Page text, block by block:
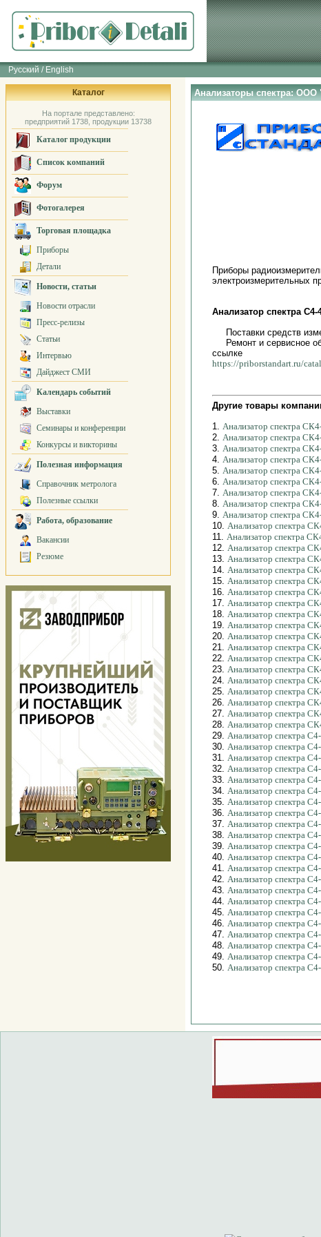
Русский / English
Каталог
На портале представлено:
предприятий 1738, продукции 13738
Каталог продукции
Список компаний
Форум
Фотогалерея
Торговая площадка
Приборы
Детали
Новости, статьи
Новости отрасли
Пресс-релизы
Статьи
Интервью
Дайджест СМИ
Календарь событий
Выставки
Семинары и конференции
Конкурсы и викторины
Полезная информация
Справочник метролога
Полезные ссылки
Работа, образование
Вакансии
Резюме
Анализаторы спектра: ООО
Приборы
электроизмерительных
Анализатор спектра С4-
Поставки средств
Ремонт и сервисное
ссылке
https://priborstandart.ru/
Другие товары
1. Анализатор спектра
2. Анализатор спектра
3. Анализатор спектра
4. Анализатор спектра
5. Анализатор спектра
6. Анализатор спектра
7. Анализатор спектра
8. Анализатор спектра
9. Анализатор спектра
10. Анализатор спектра
11. Анализатор спектра
12. Анализатор спектра
13. Анализатор спектра
14. Анализатор спектра
15. Анализатор спектра
16. Анализатор спектра
17. Анализатор спектра
18. Анализатор спектра
19. Анализатор спектра
20. Анализатор спектра
21. Анализатор спектра
22. Анализатор спектра
23. Анализатор спектра
24. Анализатор спектра
25. Анализатор спектра
26. Анализатор спектра
27. Анализатор спектра
28. Анализатор спектра
29. Анализатор спектра
30. Анализатор спектра
31. Анализатор спектра
32. Анализатор спектра
33. Анализатор спектра
34. Анализатор спектра
35. Анализатор спектра
36. Анализатор спектра
37. Анализатор спектра
38. Анализатор спектра
39. Анализатор спектра
40. Анализатор спектра
41. Анализатор спектра
42. Анализатор спектра
43. Анализатор спектра
44. Анализатор спектра
45. Анализатор спектра
46. Анализатор спектра
47. Анализатор спектра
48. Анализатор спектра
49. Анализатор спектра
50. Анализатор спектра